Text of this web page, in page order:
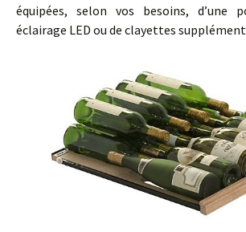
équipées, selon vos besoins, d’une
éclairage LED ou de clayettes